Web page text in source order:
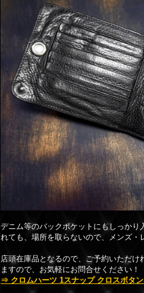
デニム等のバックポケットにもしっかり
れても、場所を取らないので、メンズ
店頭在庫品となるので、ご予約いただ
ますので、お気軽にお問合せください！
⇒ クロムハーツ 1スナップ クロスボタ